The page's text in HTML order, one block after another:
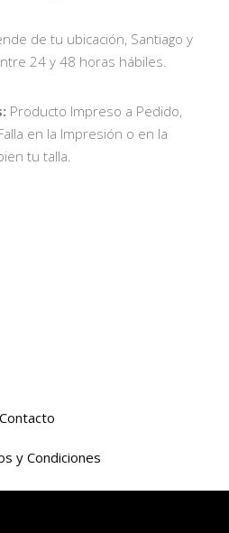
de tu ubicación, Santiago y
24 y 48 horas hábiles.
Producto Impreso a Pedido,
en la Impresión o en la
tu talla.
Contacto
y Condiciones